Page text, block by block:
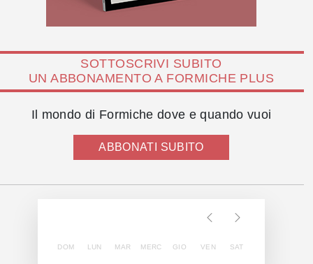
SOTTOSCRIVI SUBITO
UN ABBONAMENTO A FORMICHE PLUS
Il mondo di Formiche dove e quando vuoi
ABBONATI SUBITO
DOM LUN MAR MERC GIO VEN SAT